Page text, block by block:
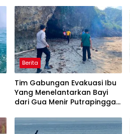
Berita
Tim Gabungan Evakuasi Ibu
Yang Menelantarkan Bayi
dari Gua Menir Putrapinggan